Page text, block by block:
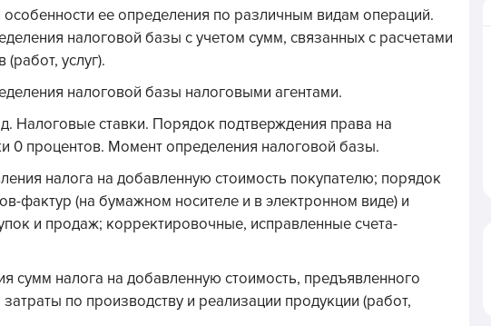
ее определения по различным видам операций.
налоговой базы с учетом сумм, связанных с расчетами
(работ, услуг).
налоговой базы налоговыми агентами.
Налоговые ставки. Порядок подтверждения права на
0 процентов. Момент определения налоговой базы.
налога на добавленную стоимость покупателю; порядок
фактур (на бумажном носителе и в электронном виде) и
и продаж; корректировочные, исправленные счета-
сумм налога на добавленную стоимость, предъявленного
по производству и реализации продукции (работ,